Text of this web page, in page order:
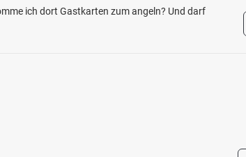
ich dort Gastkarten zum angeln? Und darf